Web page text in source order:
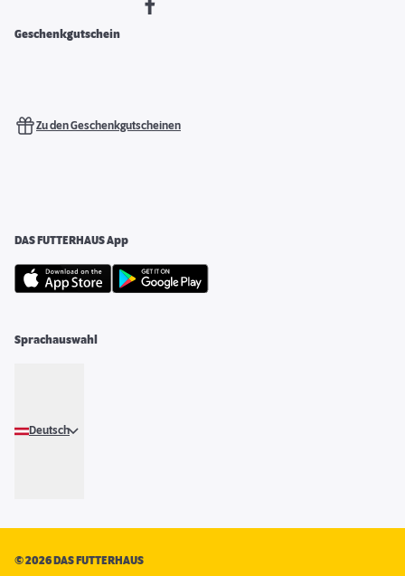
Geschenkgutschein
Zu den Geschenkgutscheinen
DAS FUTTERHAUS App
Sprachauswahl
Deutsch
©2026 DAS FUTTERHAUS